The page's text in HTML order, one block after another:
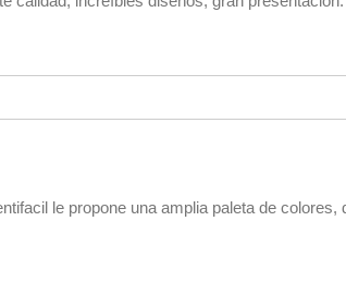
le propone una amplia paleta de colores,